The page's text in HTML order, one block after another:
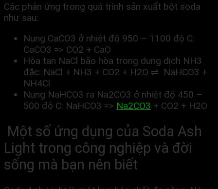
Các phản ứng trong quá trình sản xuất bột soda
như sau:
Nung CaCO3 ở nhiệt độ 950 – 1100 độ C:
CaCO3 => CO2 + CaO
Hòa tan NaCl bão hòa trong dung dịch NH3
đặc: NaCl + NH3 + CO2 + H2O ⇌ NaHCO3 +
NH4Cl
Nung NaHCO3 ra Na2CO3 ở nhiệt độ 450 –
500 độ C: NaHCO3 => Na2CO3 + CO2 + H2O
Một số ứng dụng của Soda Ash
Light trong công nghiệp và đời
sống mà bạn nên biết